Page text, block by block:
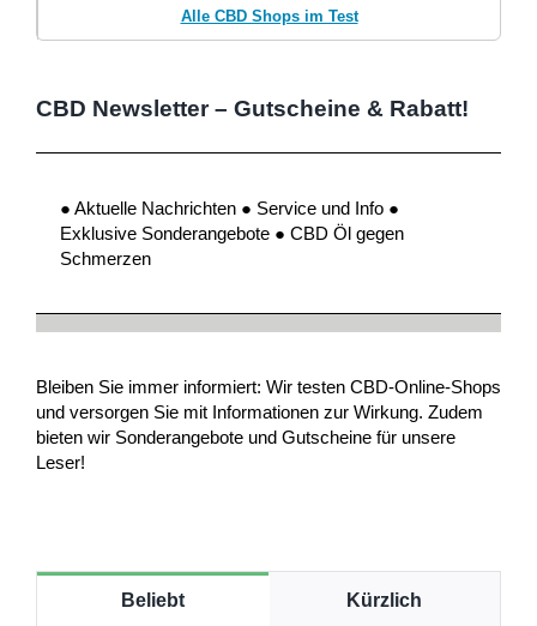
Alle CBD Shops im Test
CBD Newsletter – Gutscheine & Rabatt!
● Aktuelle Nachrichten ● Service und Info ●
Exklusive Sonderangebote ● CBD Öl gegen
Schmerzen
Bleiben Sie immer informiert: Wir testen CBD-Online-Shops
und versorgen Sie mit Informationen zur Wirkung. Zudem
bieten wir Sonderangebote und Gutscheine für unsere
Leser!
Beliebt Kürzlich